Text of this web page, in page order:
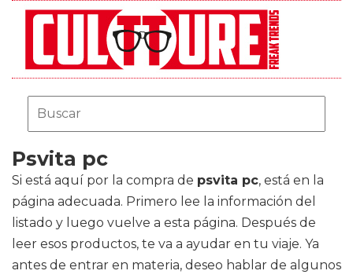
Psvita pc
Si está aquí por la compra de psvita pc, está en la
página adecuada. Primero lee la información del
listado y luego vuelve a esta página. Después de
leer esos productos, te va a ayudar en tu viaje. Ya
antes de entrar en materia, deseo hablar de algunos